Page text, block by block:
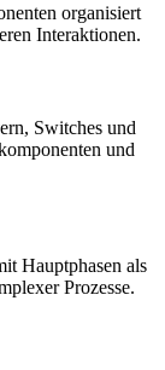
organisiert
Interaktionen.
Switches und
und
Hauptphasen als
Prozesse.